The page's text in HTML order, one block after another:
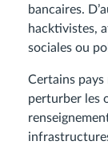
bancaires.
hacktivistes,
sociales ou
Certains
perturber les